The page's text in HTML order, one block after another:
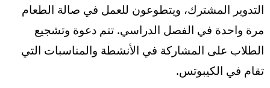
التدوير المشترك، ويتطوعون للعمل في صالة الطعام
مرة واحدة في الفصل الدراسي. تتم دعوة وتشجيع
الطلاب على المشاركة في الأنشطة والمناسبات التي
تقام في الكيبوتس.